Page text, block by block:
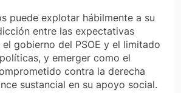
puede explotar hábilmente a su
entre las expectativas
gobierno del PSOE y el limitado
y emerger como el
contra la derecha
sustancial en su apoyo social.